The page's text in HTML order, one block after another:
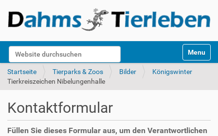
Website durchsuchen
k
Toggle
Startseite Tierparks & Zoos Bilder
Königswinter
Tierkreiszeichen Nibelungenhalle
Kontaktformular
Füllen Sie dieses Formular aus, um den Verantwortlichen